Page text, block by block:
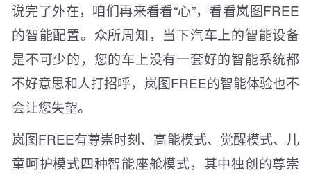
说完了外在，咱们再来看看“心”，看看岚图FREE
的智能配置。众所周知，当下汽车上的智能设备
是不可少的，您的车上没有一套好的智能系统都
不好意思和人打招呼，岚图FREE的智能体验也不
会让您失望。
岚图FREE有尊崇时刻、高能模式、觉醒模式、儿
童呵护模式四种智能座舱模式，其中独创的尊崇